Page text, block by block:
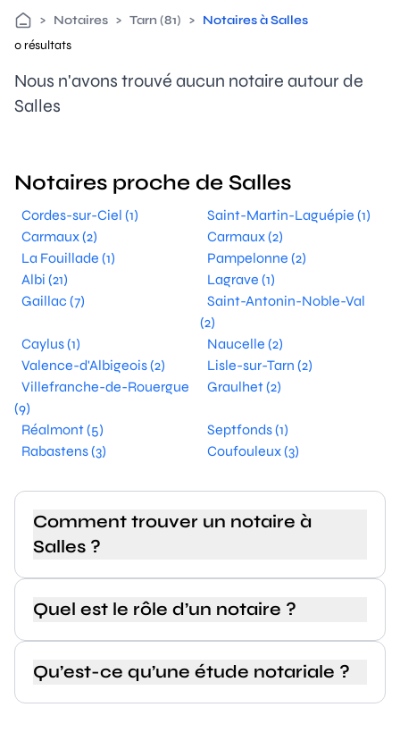
> Notaires > Tarn (81) > Notaires à Salles
0 résultats
Nous n'avons trouvé aucun notaire autour de
Salles
Notaires proche de Salles
Cordes-sur-Ciel (1)
Saint-Martin-Laguépie (1)
Carmaux (2)
Carmaux (2)
La Fouillade (1)
Pampelonne (2)
Albi (21)
Lagrave (1)
Gaillac (7)
Saint-Antonin-Noble-Val
(2)
Caylus (1)
Naucelle (2)
Valence-d'Albigeois (2)
Lisle-sur-Tarn (2)
Villefranche-de-Rouergue
(9)
Graulhet (2)
Réalmont (5)
Septfonds (1)
Rabastens (3)
Coufouleux (3)
Comment trouver un notaire à
Salles ?
Quel est le rôle d’un notaire ?
Qu’est-ce qu’une étude notariale ?